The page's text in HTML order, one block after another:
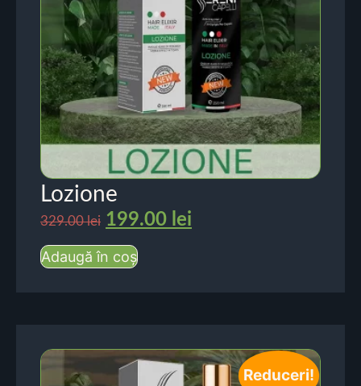
Lozione
329.00lei 199.00 lei
Adaugă în coș
Reduceri!